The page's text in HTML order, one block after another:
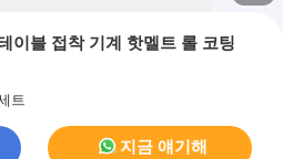
이블 접착 기계 핫멜트 롤 코팅
트
지금 얘기해